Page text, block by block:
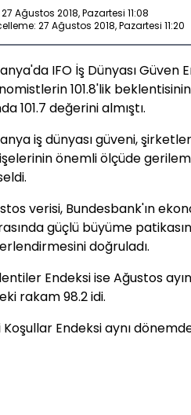
Ağustos 2018, Pazartesi 11:08
27 Ağustos 2018, Pazartesi 11:20
IFO İş Dünyası Güven
101.8'lik
101.7 değerini almıştı.
iş dünyası güveni,
önemli ölçüde
verisi, Bundesbank'ın
güçlü büyüme
doğruladı.
Endeksi ise Ağustos
rakam 98.2 idi.
Endeksi aynı